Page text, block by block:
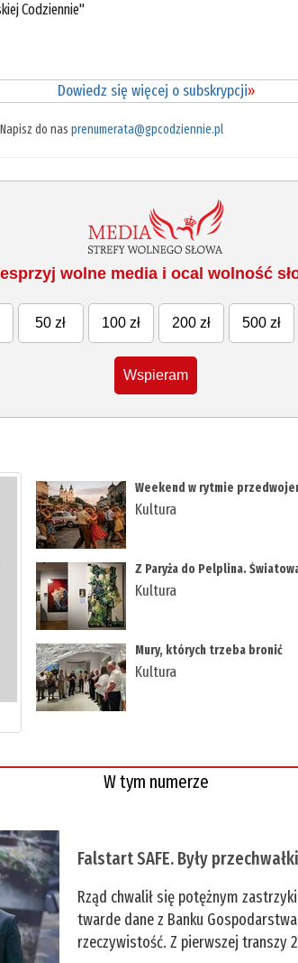
Codziennie"
Dowiedz się więcej o subskrypcji»
do nasprenumerata@gpcodziennie.pl
wolne media i ocal wolność
50 zł 100 zł 200 zł 500 zł
Wspieram
Weekend w rytmie
Kultura
Z Paryża do Pelplina.
Kultura
Mury, których trzeba bronić
Kultura
W tym numerze
Falstart SAFE. Były
Rząd chwalił się potężnym
twarde dane z Banku
rzeczywistość. Z pierwszej transzy